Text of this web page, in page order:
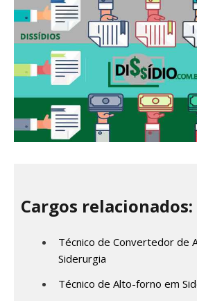
Cargos relacionados:
Técnico de Convertedor de
Siderurgia
Técnico de Alto-forno em